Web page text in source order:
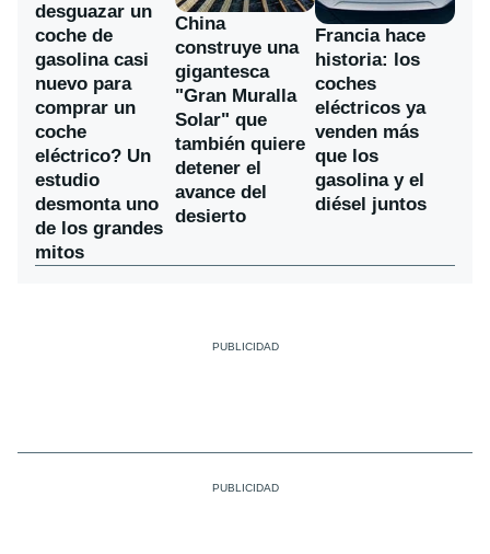
desguazar un
coche de
gasolina casi
nuevo para
comprar un
coche
eléctrico? Un
estudio
desmonta uno
de los grandes
mitos
China
construye una
gigantesca
"Gran Muralla
Solar" que
también quiere
detener el
avance del
desierto
Francia hace
historia: los
coches
eléctricos ya
venden más
que los
gasolina y el
diésel juntos